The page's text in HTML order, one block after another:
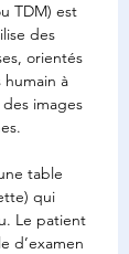
TDM) est
des
orientés
à
images
table
qui
Le patient
d’examen